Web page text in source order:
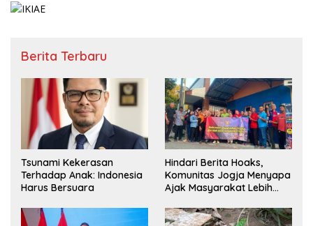
Berita Terbaru
Tsunami Kekerasan
Terhadap Anak: Indonesia
Harus Bersuara
Hindari Berita Hoaks,
Komunitas Jogja Menyapa
Ajak Masyarakat Lebih